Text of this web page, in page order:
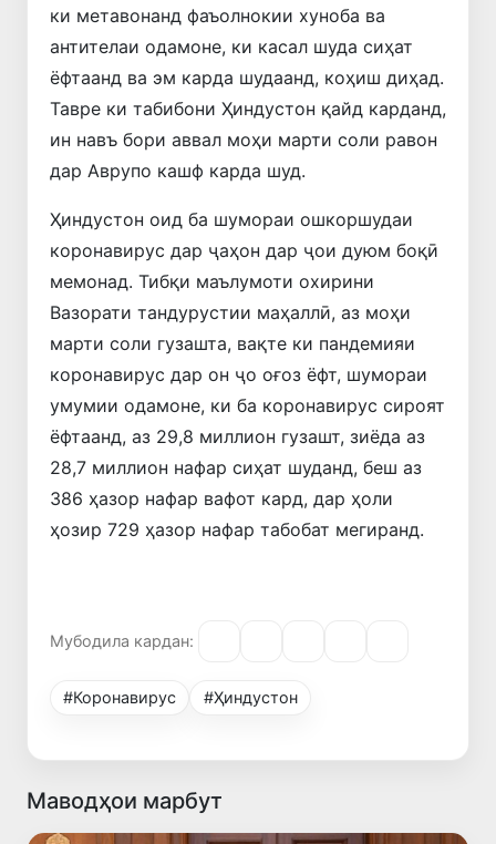
ки метавонанд фаъолнокии хуноба ва
антителаи одамоне, ки касал шуда сиҳат
ёфтаанд ва эм карда шудаанд, коҳиш диҳад.
Тавре ки табибони Ҳиндустон қайд карданд,
ин навъ бори аввал моҳи марти соли равон
дар Аврупо кашф карда шуд.
Ҳиндустон оид ба шумораи ошкоршудаи
коронавирус дар ҷаҳон дар ҷои дуюм боқӣ
мемонад. Тибқи маълумоти охирини
Вазорати тандурустии маҳаллӣ, аз моҳи
марти соли гузашта, вақте ки пандемияи
коронавирус дар он ҷо оғоз ёфт, шумораи
умумии одамоне, ки ба коронавирус сироят
ёфтаанд, аз 29,8 миллион гузашт, зиёда аз
28,7 миллион нафар сиҳат шуданд, беш аз
386 ҳазор нафар вафот кард, дар ҳоли
ҳозир 729 ҳазор нафар табобат мегиранд.
Мубодила кардан:
#Коронавирус #Ҳиндустон
Маводҳои марбут